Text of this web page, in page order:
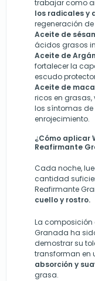
trabajar como
los radicales y
regeneración
Aceite de
ácidos grasos
Aceite de Argán
fortalecer la
escudo
Aceite de
ricos en
los síntomas de
enrojecimiento.
¿Cómo aplicar
Reafirmante
Cada noche,
cantidad
Reafirmante
cuello y rostro.
La composición
Granada ha
demostrar su
transforman en
absorción y
grasa.